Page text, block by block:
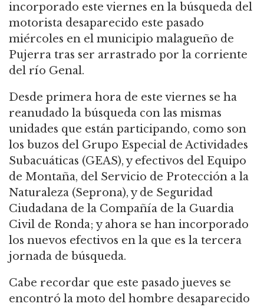
incorporado este viernes en la búsqueda del
motorista desaparecido este pasado
miércoles en el municipio malagueño de
Pujerra tras ser arrastrado por la corriente
del río Genal.
Desde primera hora de este viernes se ha
reanudado la búsqueda con las mismas
unidades que están participando, como son
los buzos del Grupo Especial de Actividades
Subacuáticas (GEAS), y efectivos del Equipo
de Montaña, del Servicio de Protección a la
Naturaleza (Seprona), y de Seguridad
Ciudadana de la Compañía de la Guardia
Civil de Ronda; y ahora se han incorporado
los nuevos efectivos en la que es la tercera
jornada de búsqueda.
Cabe recordar que este pasado jueves se
encontró la moto del hombre desaparecido